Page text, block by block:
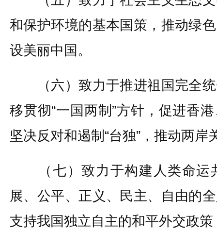
和保护环境的基本国策，推动绿
设美丽中国。
（六）致力于推进祖国完全统
移贯彻“一国两制”方针，促进香
坚决反对和遏制“台独”，推动两岸
（七）致力于构建人类命运
展、公平、正义、民主、自由的
支持我国独立自主的和平外交政